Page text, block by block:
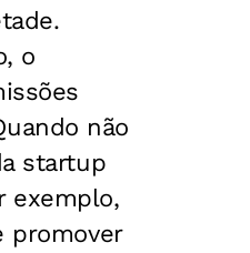
o
não
startup
exemplo,
promover